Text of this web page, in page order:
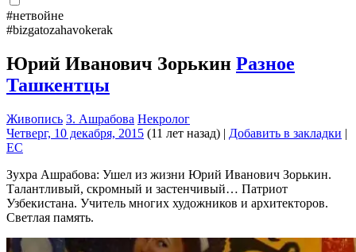
#нетвойне
#bizgatozahavokerak
Юрий Иванович Зорькин Разное
Ташкентцы
Живопись З. Ашрабова Некролог
Четверг, 10 декабря, 2015 (11 лет назад) | Добавить в закладки |
EC
Зухра Ашрабова: Ушел из жизни Юрий Иванович Зорькин.
Талантливый, скромный и застенчивый… Патриот
Узбекистана. Учитель многих художников и архитекторов.
Светлая память.